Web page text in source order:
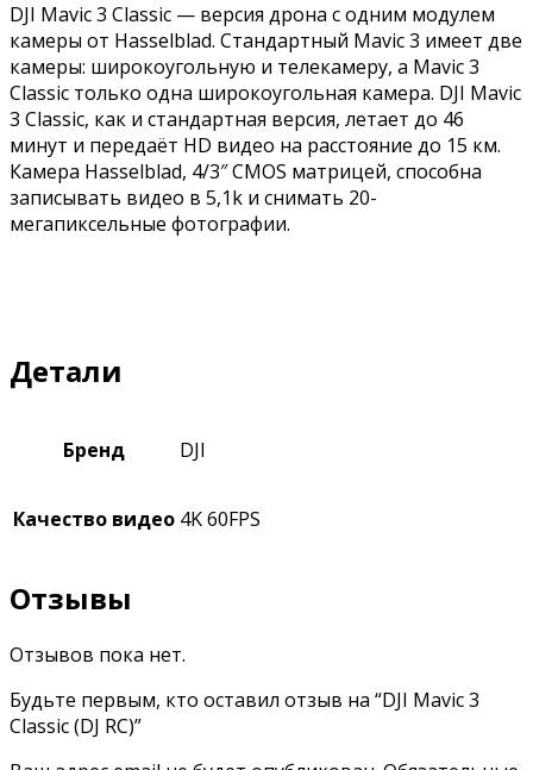
DJI Mavic 3 Classic — версия дрона с одним модулем
камеры от Hasselblad. Стандартный Mavic 3 имеет две
камеры: широкоугольную и телекамеру, а Mavic 3
Classic только одна широкоугольная камера. DJI Mavic
3 Classic, как и стандартная версия, летает до 46
минут и передаёт HD видео на расстояние до 15 км.
Камера Hasselblad, 4/3″ CMOS матрицей, способна
записывать видео в 5,1k и снимать 20-
мегапиксельные фотографии.
Детали
Бренд DJI
Качество видео 4K 60FPS
Отзывы
Отзывов пока нет.
Будьте первым, кто оставил отзыв на “DJI Mavic 3
Classic (DJ RC)”